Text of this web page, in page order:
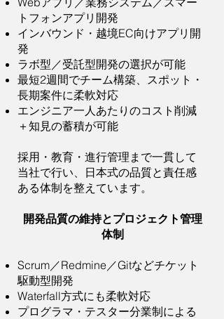
トフォンアプリ開発
インバウンド・越境EC向けアプリ開
発
ラボ型／受託型開発の選択が可能
最短2週間でチーム構築、スポット・
長期案件に柔軟対応
エンジニア一人あたりのコスト削減
＋知見の蓄積が可能
採用・教育・進行管理まで一貫して
当社で行い、日本式の品質と責任感
ある体制を整えています。
開発品質の維持とプロジェクト管理
体制
Scrum／Redmine／Gitなどチケット
駆動型開発
Waterfall方式にも柔軟対応
プログラマ・テスター分業制による